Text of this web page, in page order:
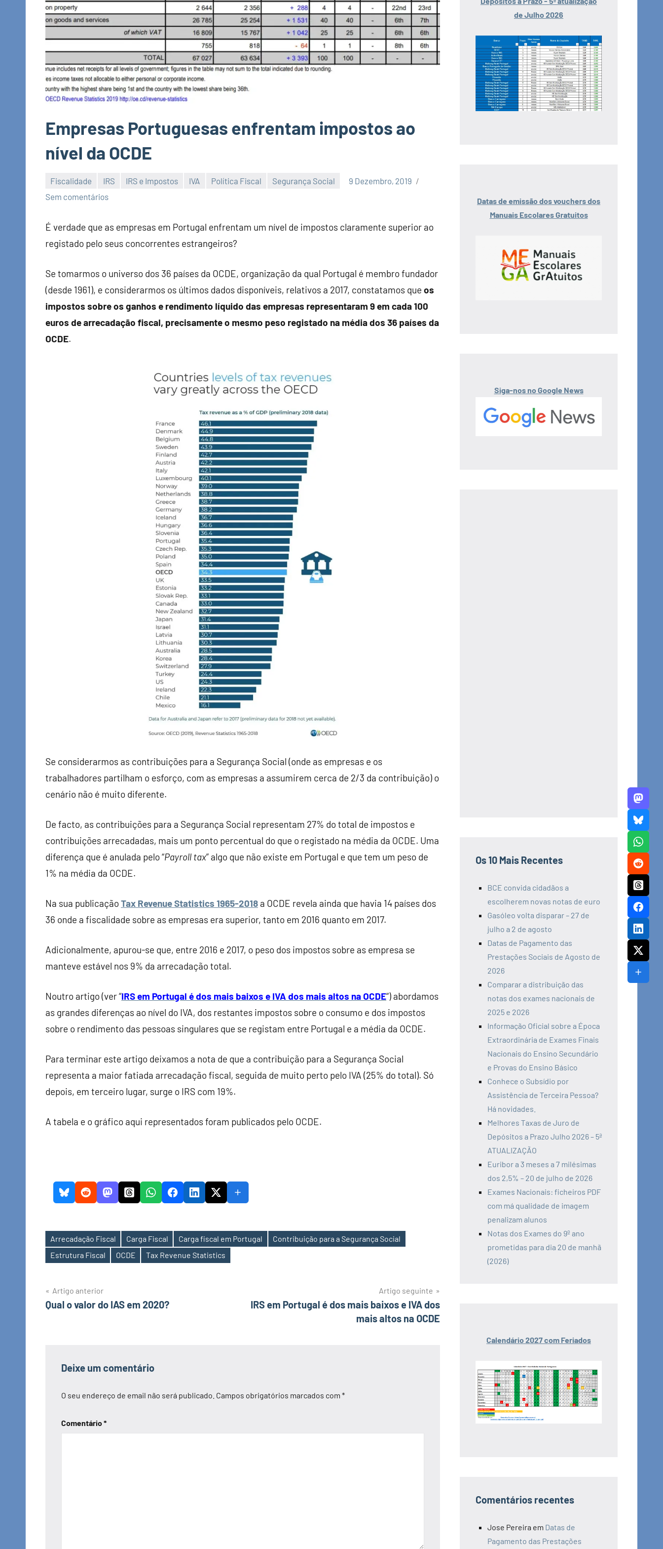
Empresas Portuguesas enfrentam impostos ao
nível da OCDE
Fiscalidade IRS IRS e Impostos IVA Política Fiscal Segurança Social
9 Dezembro, 2019
Economia
Finanças
Sem comentários
É verdade que as empresas em Portugal enfrentam um nível de impostos claramente superior ao
registado pelo seus concorrentes estrangeiros?
Se tomarmos o universo dos 36 países da OCDE, organização da qual Portugal é membro fundador
(desde 1961), e considerarmos os últimos dados disponíveis, relativos a 2017, constatamos que os
impostos sobre os ganhos e rendimento líquido das empresas representaram 9 em cada 100
euros de arrecadação fiscal, precisamente o mesmo peso registado na média dos 36 países da
OCDE.
Se considerarmos as contribuições para a Segurança Social (onde as empresas e os
trabalhadores partilham o esforço, com as empresas a assumirem cerca de 2/3 da contribuição) o
cenário não é muito diferente.
De facto, as contribuições para a Segurança Social representam 27% do total de impostos e
contribuições arrecadadas, mais um ponto percentual do que o registado na média da OCDE. Uma
diferença que é anulada pelo “Payroll tax” algo que não existe em Portugal e que tem um peso de
1% na média da OCDE.
Na sua publicaçãoTax Revenue Statistics 1965-2018 a OCDE revela ainda que havia 14 países dos
36 onde a fiscalidade sobre as empresas era superior, tanto em 2016 quanto em 2017.
Adicionalmente, apurou-se que, entre 2016 e 2017, o peso dos impostos sobre as empresa se
manteve estável nos 9% da arrecadação total.
Noutro artigo (ver “IRS em Portugal é dos mais baixos e IVA dos mais altos na OCDE“) abordamos
as grandes diferenças ao nível do IVA, dos restantes impostos sobre o consumo e dos impostos
sobre o rendimento das pessoas singulares que se registam entre Portugal e a média da OCDE.
Para terminar este artigo deixamos a nota de que a contribuição para a Segurança Social
representa a maior fatiada arrecadação fiscal, seguida de muito perto pelo IVA (25% do total). Só
depois, em terceiro lugar, surge o IRS com 19%.
A tabela e o gráfico aqui representados foram publicados pelo OCDE.
Etiquetas
Arrecadação Fiscal Carga Fiscal Carga fiscal em Portugal
Contribuição para a Segurança Social
Estrutura Fiscal
OCDE Tax Revenue Statistics
Navegação
de
Artigo anterior
Qual o valor do IAS em 2020?
Artigo seguinte
IRS em Portugal é dos mais baixos e IVA dos
mais altos na OCDE
Deixe um comentário
O seu endereço de email não será publicado. Campos obrigatórios marcados com *
Comentário*
de Julho 2026
Datas de emissão dos vouchers dos
Manuais Escolares Gratuitos
Siga-nos no Google News
Os 10 Mais Recentes
BCE convida cidadãos a
escolherem novas notas de euro
Gasóleo volta disparar – 27 de
julho a 2 de agosto
Datas de Pagamento das
Prestações Sociais de Agosto de
2026
Comparar a distribuição das
notas dos exames nacionais de
2025 e 2026
Informação Oficial sobre a Época
Extraordinária de Exames Finais
Nacionais do Ensino Secundário
e Provas do Ensino Básico
Conhece o Subsídio por
Assistência de Terceira Pessoa?
Há novidades.
Melhores Taxas de Juro de
Depósitos a Prazo Julho 2026 – 5ª
ATUALIZAÇÃO
Euribor a 3 meses a 7 milésimas
dos 2,5% – 20 de julho de 2026
Exames Nacionais: ficheiros PDF
com má qualidade de imagem
penalizam alunos
Notas dos Exames do 9º ano
prometidas para dia 20 de manhã
(2026)
Calendário 2027 com Feriados
Comentários recentes
Jose Pereira em Datas de
Pagamento das Prestações